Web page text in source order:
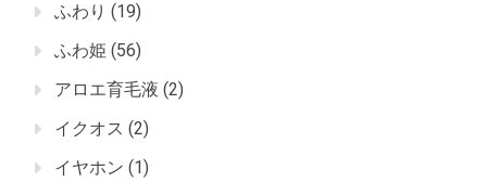
ふわり (19)
ふわ姫 (56)
アロエ育毛液 (2)
イクオス (2)
イヤホン (1)